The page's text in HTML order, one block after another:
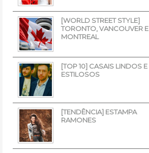
[WORLD STREET STYLE]
TORONTO, VANCOUVER E
MONTREAL
[TOP 10] CASAIS LINDOS E
ESTILOSOS
[TENDÊNCIA] ESTAMPA
RAMONES